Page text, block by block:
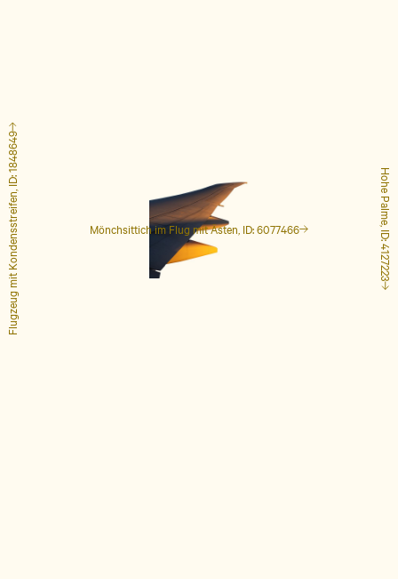
Mönchsittich im Flug mit Ästen, ID: 6077466 Hohe Palme, ID: 4127223
Flugzeug mit Kondensstreifen, ID: 1848649